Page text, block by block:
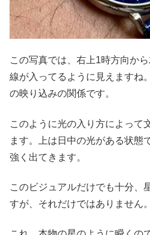
この写真では、右上1時方向か
線が入ってるように見えますね
の映り込みの関係です。
このように光の入り方によって
ます。上は日中の光がある状態
強く出てきます。
このビジュアルだけでも十分、
すが、それだけではありません。